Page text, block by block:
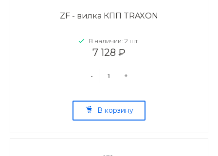
ZF - вилка КПП TRAXON
В наличии: 2 шт.
7 128 ₽
- +
В корзину